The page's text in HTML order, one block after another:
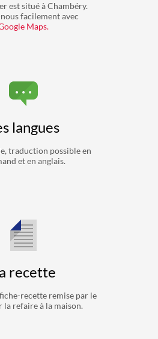
est situé à Chambéry.
facilement avec
Maps.
langues
traduction possible en
et en anglais.
recette
recette remise par le
la refaire à la maison.